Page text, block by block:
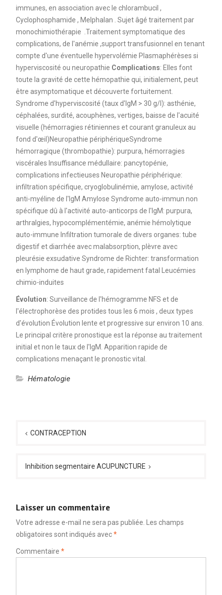
immunes, en association avec le chlorambucil ,
Cyclophosphamide , Melphalan . Sujet âgé traitement par
monochimiothérapie .Traitement symptomatique des
complications, de l'anémie ,support transfusionnel en tenant
compte d'une éventuelle hypervolémie Plasmaphérèses si
hyperviscosité ou neuropathie Complications: Elles font
toute la gravité de cette hémopathie qui, initialement, peut
être asymptomatique et découverte fortuitement.
Syndrome d'hyperviscosité (taux d'IgM > 30 g/l): asthénie,
céphalées, surdité, acouphènes, vertiges, baisse de l'acuité
visuelle (hémorragies rétiniennes et courant granuleux au
fond d'œil)Neuropathie périphériqueSyndrome
hémorragique (thrombopathie): purpura, hémorragies
viscérales Insuffisance médullaire: pancytopénie,
complications infectieuses Neuropathie périphérique:
infiltration spécifique, cryoglobulinémie, amylose, activité
anti-myéline de l'IgM Amylose Syndrome auto-immun non
spécifique dû à l'activité auto-anticorps de l'IgM: purpura,
arthralgies, hypocomplémentémie, anémie hémolytique
auto-immune Infiltration tumorale de divers organes: tube
digestif et diarrhée avec malabsorption, plèvre avec
pleurésie exsudative Syndrome de Richter: transformation
en lymphome de haut grade, rapidement fatal Leucémies
chimio-induites
Évolution: Surveillance de l'hémogramme NFS et de
l'électrophorèse des protides tous les 6 mois , deux types
d'évolution Évolution lente et progressive sur environ 10 ans.
Le principal critère pronostique est la réponse au traitement
initial et non le taux de l'IgM. Apparition rapide de
complications menaçant le pronostic vital.
Hématologie
de CONTRACEPTION
Inhibition segmentaire ACUPUNCTURE
Laisser un commentaire
Votre adresse e-mail ne sera pas publiée.
Les champs
obligatoires sont indiqués avec*
Commentaire *